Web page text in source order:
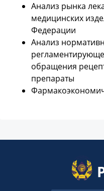
Анализ рынка
медицинских
Федерации
Анализ
обращения
препараты